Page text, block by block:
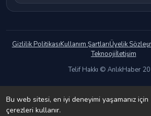
Gizlilik PolitikasıKullanım ŞartlarıÜyelik
Teknoojiİletişim
Telif Hakkı © AnlıkHaber
Bu web sitesi, en iyi deneyimi yaşamanız için
çerezleri kullanır.